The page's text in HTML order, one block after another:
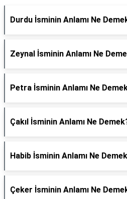
Durdu İsminin Anlamı Ne
Zeynal İsminin Anlamı Ne
Petra İsminin Anlamı Ne
Çakıl İsminin Anlamı Ne
Habib İsminin Anlamı Ne
Çeker İsminin Anlamı Ne